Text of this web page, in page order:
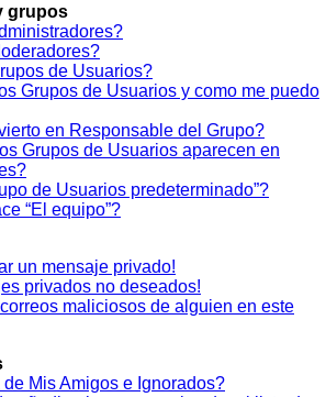
grupos
de Usuarios?
Grupos de Usuarios y como me puedo
en Responsable del Grupo?
Grupos de Usuarios aparecen en
de Usuarios predeterminado”?
“El equipo”?
un mensaje privado!
privados no deseados!
maliciosos de alguien en este
Mis Amigos e Ignorados?